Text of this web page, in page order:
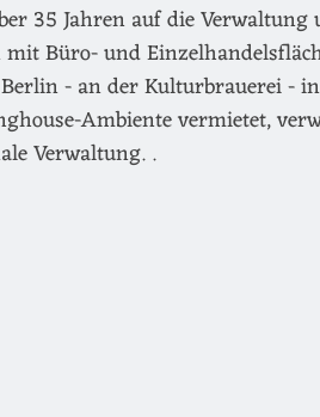
35 Jahren auf die
Büro- und
- an der Kulturbrauerei -
Ambiente vermietet,
Verwaltung. .